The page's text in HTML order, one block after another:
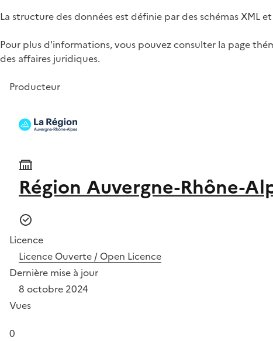
La structure des données est définie par des schémas XML et
Pour plus d'informations, vous pouvez consulter la page
des affaires juridiques.
Producteur
Région Auvergne-Rhône-
Licence
Licence Ouverte / Open Licence
Dernière mise à jour
8 octobre 2024
Vues
0